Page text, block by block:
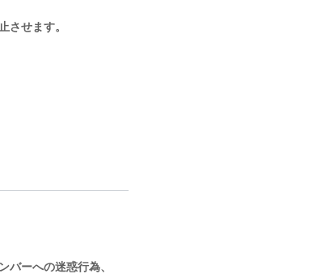
させます。
バーへの迷惑行為、